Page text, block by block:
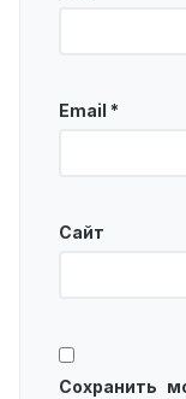
Email *
Сайт
Сохранить